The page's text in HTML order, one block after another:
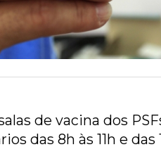
de vacina dos
das 8h às 11h e das